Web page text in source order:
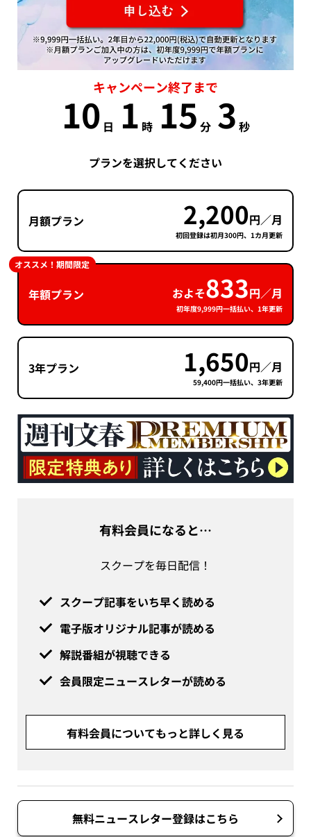
キャンペーン終了まで
10 日 1 時 15 分 2 秒
プランを選択してください
月額プラン 2,200円／月
初回登録は初月300円、1カ月更新
年額プラン およそ833円／月
初年度9,999円一括払い、1年更新
オススメ！期間限定
3年プラン 1,650円／月
59,400円一括払い、3年更新
有料会員になると…
スクープを毎日配信！
スクープ記事をいち早く読める
電子版オリジナル記事が読める
解説番組が視聴できる
会員限定ニュースレターが読める
有料会員についてもっと詳しく見る
無料ニュースレター登録はこちら